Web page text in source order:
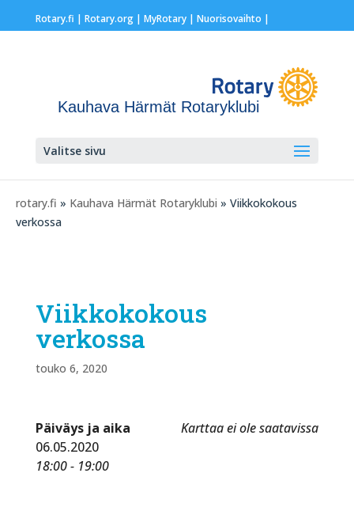
Rotary.fi | Rotary.org| MyRotary | Nuorisovaihto |
Kauhava Härmät Rotaryklubi
Valitse sivu
rotary.fi » Kauhava Härmät Rotaryklubi » Viikkokokous
verkossa
Viikkokokous
verkossa
touko 6, 2020
Karttaa ei ole saatavissa
Päiväys ja aika
06.05.2020
18:00 - 19:00